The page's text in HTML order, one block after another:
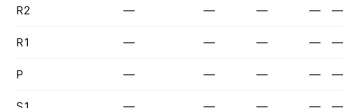
R2 — — — — —
R1 — — — — —
P — — — — —